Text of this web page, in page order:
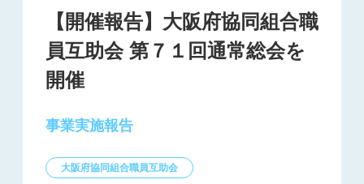
【開催報告】大阪府協同組合職
員互助会 第７１回通常総会を
開催
事業実施報告
大阪府協同組合職員互助会